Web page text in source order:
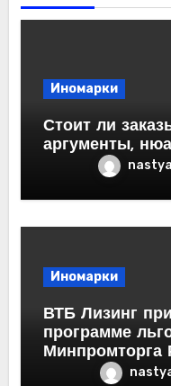
Иномарки
Стоит ли
аргументы,
Иномарки
ВТБ Лизинг
программе
Минпромторга